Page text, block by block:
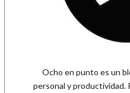
Ocho en punto es un
personal y productividad.